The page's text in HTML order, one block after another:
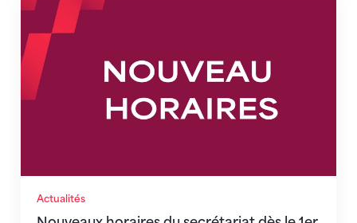
Actualités
Nouveaux horaires du secrétariat dès le 1er août